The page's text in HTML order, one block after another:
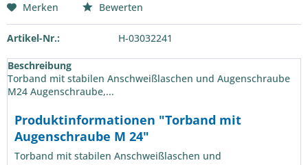
Merken Bewerten
Artikel-Nr.: H-03032241
Beschreibung
Torband mit stabilen Anschweißlaschen und Augenschraube
M24 Augenschraube,...
Produktinformationen "Torband mit
Augenschraube M 24"
Torband mit stabilen Anschweißlaschen und